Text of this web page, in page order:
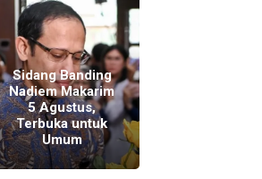
Sidang Banding
Nadiem Makarim
5 Agustus,
Terbuka untuk
Umum